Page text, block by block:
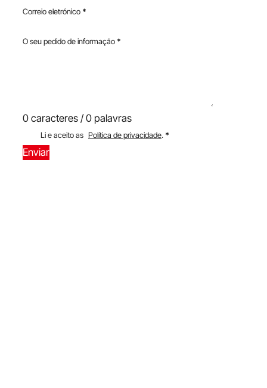
Correio eletrónico *
O seu pedido de informação *
0 caracteres / 0 palavras
Li e aceito as Política de privacidade. *
Enviar